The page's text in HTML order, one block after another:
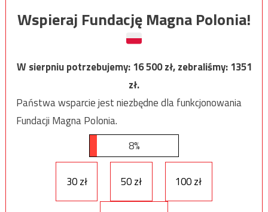
Wspieraj Fundację Magna Polonia!
W sierpniu potrzebujemy:16 500zł, zebraliśmy:1351
zł.
Państwa wsparcie jest niezbędne dla funkcjonowania
Fundacji Magna Polonia.
8%
30 zł 50 zł 100 zł